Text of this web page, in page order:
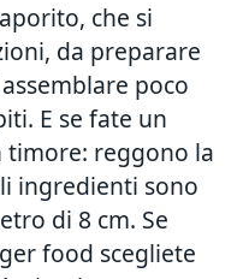
che si
da preparare
poco
E se fate un
timore: reggono la
ingredienti sono
di 8 cm. Se
food scegliete